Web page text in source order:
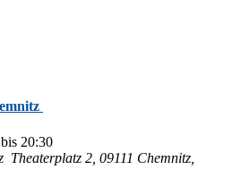
bis 20:30
Thea­ter­platz 2, 09111 Chem­nitz,